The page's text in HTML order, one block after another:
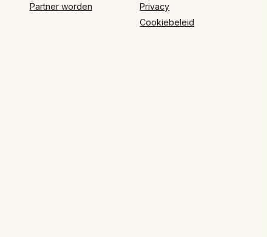
Partner worden
Privacy
Cookiebeleid